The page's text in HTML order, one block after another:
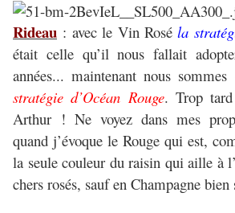
Rideau : avec le Vin Roséla
était celle qu’il nous fallait
années... maintenant nous
stratégie d’Océan Rouge. Trop
Arthur ! Ne voyez dans mes
quand j’évoque le Rouge qui est,
la seule couleur du raisin qui aille à
chers rosés, sauf en Champagne